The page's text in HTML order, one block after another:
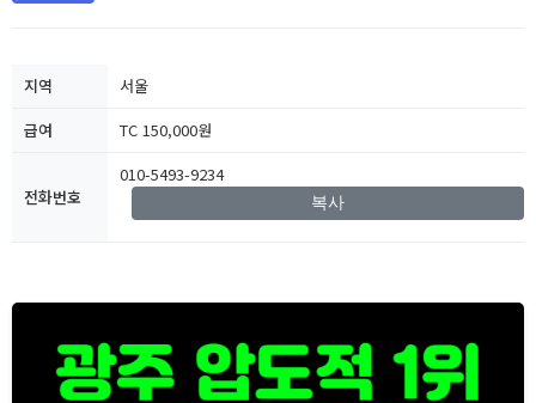
지역
서울
급여
TC 150,000원
전화번호
010-5493-9234
복사